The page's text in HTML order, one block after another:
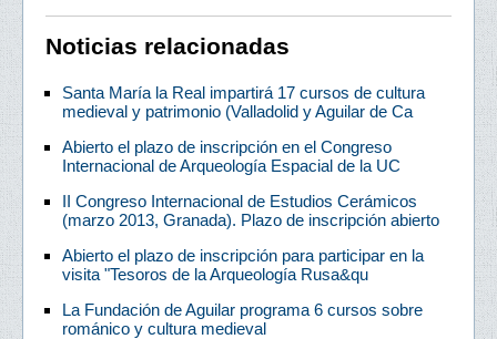
Noticias relacionadas
Santa María la Real impartirá 17 cursos de cultura
medieval y patrimonio (Valladolid y Aguilar de Ca
Abierto el plazo de inscripción en el Congreso
Internacional de Arqueología Espacial de la UC
II Congreso Internacional de Estudios Cerámicos
(marzo 2013, Granada). Plazo de inscripción abierto
Abierto el plazo de inscripción para participar en la
visita "Tesoros de la Arqueología Rusa&qu
La Fundación de Aguilar programa 6 cursos sobre
románico y cultura medieval